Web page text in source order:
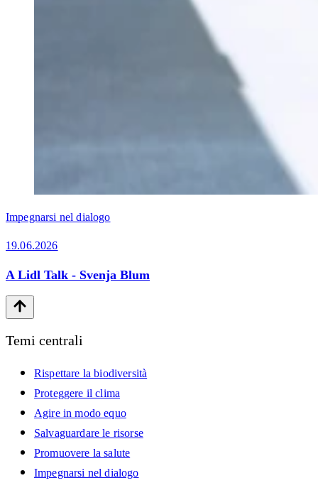
Impegnarsi nel dialogo
19.06.2026
A Lidl Talk - Svenja Blum
Temi centrali
Rispettare la biodiversità
Proteggere il clima
Agire in modo equo
Salvaguardare le risorse
Promuovere la salute
Impegnarsi nel dialogo